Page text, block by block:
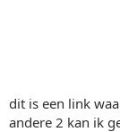
dit is een link
andere 2 kan ik